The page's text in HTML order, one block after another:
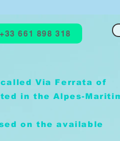
+33 661 898 318
Via Ferrata of
in the Alpes-
on the available